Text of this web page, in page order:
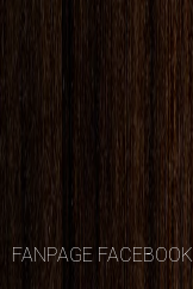
FANPAGE FACEBOOK